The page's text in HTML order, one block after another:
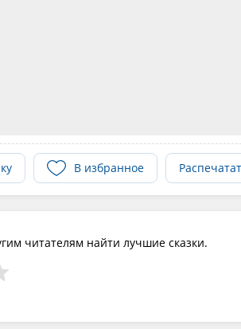
В избранное
читателям найти лучшие сказки.